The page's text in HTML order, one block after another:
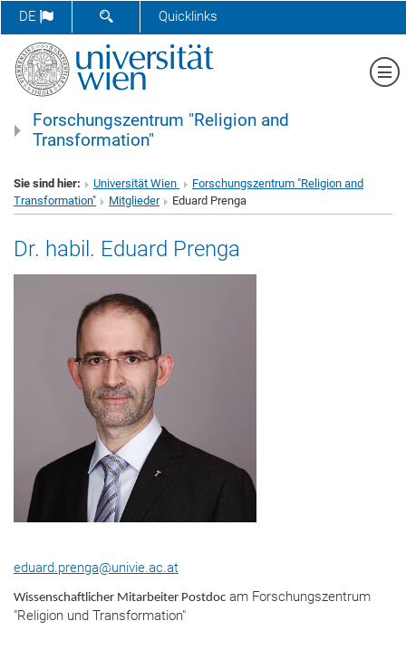
DE SUCHFORMULAR ÖFFNEN
Quicklinks
Forschungszentrum "Religion and
Transformation"
Sie sind hier: Universität Wien
Forschungszentrum "Religion and
Transformation"
Mitglieder Eduard Prenga
Dr. habil. Eduard Prenga
eduard.prenga@univie.ac.at
Wissenschaftlicher Mitarbeiter Postdoc am Forschungszentrum
"Religion und Transformation"